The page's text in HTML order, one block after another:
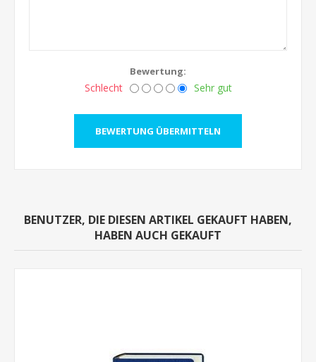
Bewertung:
Schlecht Sehr gut
BENUTZER, DIE DIESEN ARTIKEL GEKAUFT HABEN,
HABEN AUCH GEKAUFT